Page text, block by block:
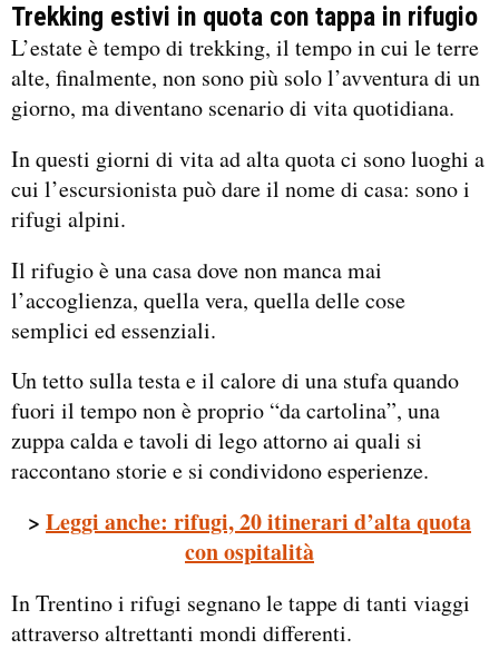
Trekking estivi in quota con tappa in rifugio
L’estate è tempo di trekking, il tempo in cui le terre
alte, finalmente, non sono più solo l’avventura di un
giorno, ma diventano scenario di vita quotidiana.
In questi giorni di vita ad alta quota ci sono luoghi a
cui l’escursionista può dare il nome di casa: sono i
rifugi alpini.
Il rifugio è una casa dove non manca mai
l’accoglienza, quella vera, quella delle cose
semplici ed essenziali.
Un tetto sulla testa e il calore di una stufa quando
fuori il tempo non è proprio “da cartolina”, una
zuppa calda e tavoli di lego attorno ai quali si
raccontano storie e si condividono esperienze.
> Leggi anche: rifugi, 20 itinerari d’alta quota
con ospitalità
In Trentino i rifugi segnano le tappe di tanti viaggi
attraverso altrettanti mondi differenti.